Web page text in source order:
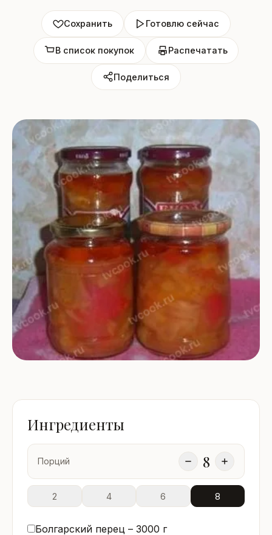
Сохранить Готовлю сейчас
В список покупок Распечатать
Поделиться
Ингредиенты
Порций 8
2 4 6 8
Болгарский перец – 3000 г